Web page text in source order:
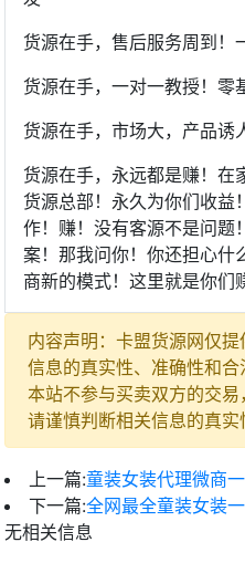
货源在手，售后服务周到！
货源在手，一对一教授！零
货源在手，市场大，产品诱
货源在手，永远都是赚！在
货源总部！永久为你们收益
作！赚！没有客源不是问题
案！那我问你！你还担心
商新的模式！这里就是你们
内容声明：卡盟货源网仅
信息的真实性、准确性和合
本站不参与买卖双方的交易
请谨慎判断相关信息的真实
上一篇:童装女装代理微商
下一篇:全网最全童装女装
无相关信息